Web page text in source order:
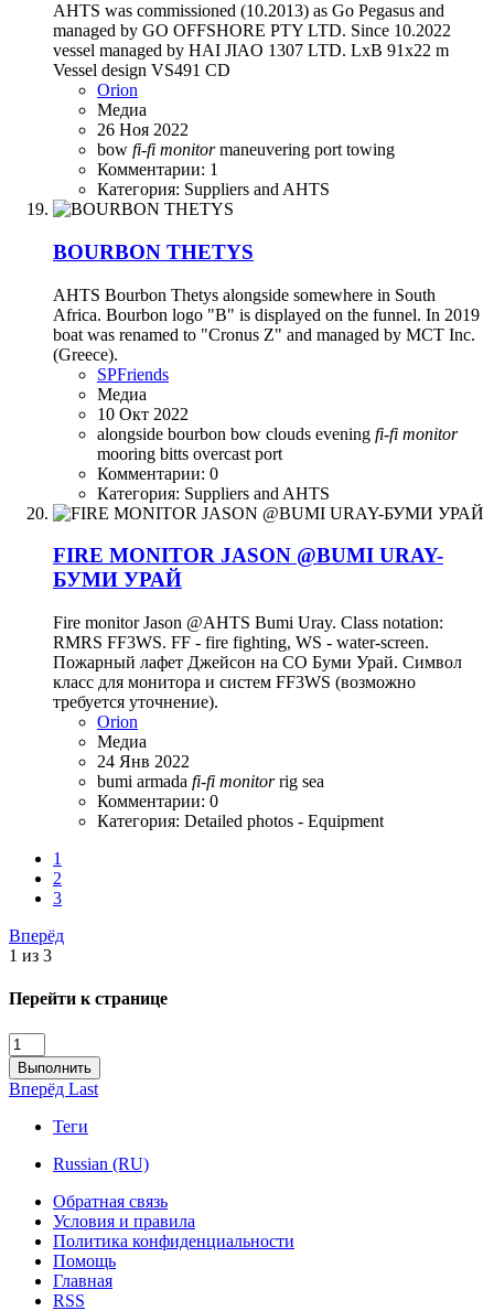
AHTS was commissioned (10.2013) as Go Pegasus and
managed by GO OFFSHORE PTY LTD. Since 10.2022
vessel managed by HAI JIAO 1307 LTD. LxB 91x22 m
Vessel design VS491 CD
Orion
Медиа
26 Ноя 2022
bow fi-fi monitor maneuvering port towing
Комментарии: 1
Категория: Suppliers and AHTS
BOURBON THETYS
AHTS Bourbon Thetys alongside somewhere in South
Africa. Bourbon logo "B" is displayed on the funnel. In 2019
boat was renamed to "Cronus Z" and managed by MCT Inc.
(Greece).
SPFriends
Медиа
10 Окт 2022
alongside bourbon bow clouds evening fi-fi monitor
mooring bitts overcast port
Комментарии: 0
Категория: Suppliers and AHTS
FIRE MONITOR JASON @BUMI URAY-
БУМИ УРАЙ
Fire monitor Jason @AHTS Bumi Uray. Class notation:
RMRS FF3WS. FF - fire fighting, WS - water-screen.
Пожарный лафет Джейсон на СО Буми Урай. Символ
класс для монитора и систем FF3WS (возможно
требуется уточнение).
Orion
Медиа
24 Янв 2022
bumi armada fi-fi monitor rig sea
Комментарии: 0
Категория: Detailed photos - Equipment
1
2
3
Вперёд
1 из 3
Перейти к странице
Выполнить
Вперёд Last
Теги
Russian (RU)
Обратная связь
Условия и правила
Политика конфиденциальности
Помощь
Главная
RSS